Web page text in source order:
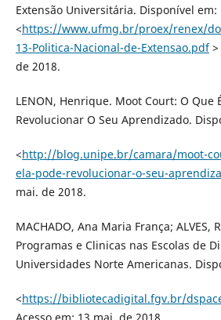
Extensão Universitária. Disponível em:
<https://www.ufmg.br/proex/renex/
13-Politica-Nacional-de-Extensao.pdf>
de 2018.
LENON, Henrique. Moot Court: O Que
Revolucionar O Seu Aprendizado.
<http://blog.unipe.br/camara/moot-
ela-pode-revolucionar-o-seu-
mai. de 2018.
MACHADO, Ana Maria França; ALVES,
Programas e Clinicas nas Escolas de
Universidades Norte Americanas.
<https://bibliotecadigital.fgv.br/